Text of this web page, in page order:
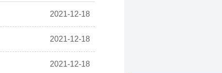
2021-12-18
2021-12-18
2021-12-18